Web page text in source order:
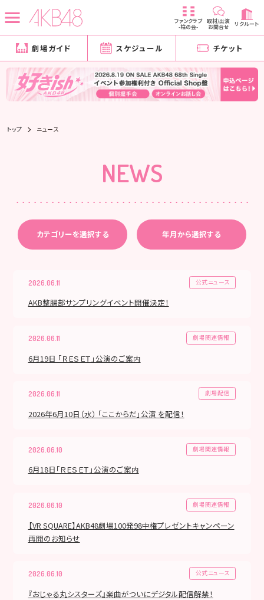
ファンクラブ
-柱の会-
取材/出演
お問合せ リクルート
劇場ガイド スケジュール チケット
トップ ニュース
NEWS
カテゴリーを選択する 年月から選択する
2026.06.11 公式ニュース
AKB整腸部サンプリングイベント開催決定！
2026.06.11 劇場関連情報
6月19日 「ＲＥＳＥＴ」公演のご案内
2026.06.11 劇場配信
2026年6月10日（水） 「ここからだ」公演 を配信！
2026.06.10 劇場関連情報
6月18日「ＲＥＳＥＴ」公演のご案内
2026.06.10 劇場関連情報
【VR SQUARE】AKB48劇場100発98中権プレゼントキャンペーン
再開のお知らせ
2026.06.10 公式ニュース
『おじゃる丸シスターズ』楽曲がついにデジタル配信解禁！